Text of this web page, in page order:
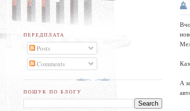
А
ПЕРЕДПЛАТА
Posts
Comments
ПОШУК ПО БЛОГУ